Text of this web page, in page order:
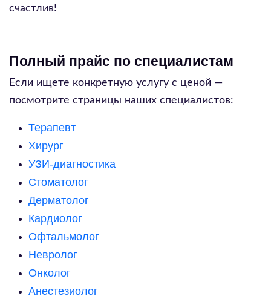
счастлив!
Полный прайс по специалистам
Если ищете конкретную услугу с ценой —
посмотрите страницы наших специалистов:
Терапевт
Хирург
УЗИ-диагностика
Стоматолог
Дерматолог
Кардиолог
Офтальмолог
Невролог
Онколог
Анестезиолог